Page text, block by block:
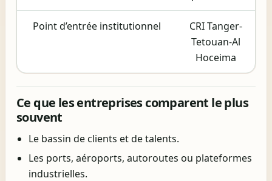
Point d’entrée institutionnel
CRI Tanger-
Tetouan-Al
Hoceima
Ce que les entreprises comparent le plus
souvent
Le bassin de clients et de talents.
Les ports, aéroports, autoroutes ou plateformes
industrielles.